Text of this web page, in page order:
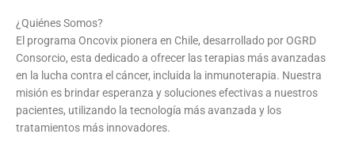
¿Quiénes Somos?
El programa Oncovix pionera en Chile, desarrollado por OGRD
Consorcio, esta dedicado a ofrecer las terapias más avanzadas
en la lucha contra el cáncer, incluida la inmunoterapia. Nuestra
misión es brindar esperanza y soluciones efectivas a nuestros
pacientes, utilizando la tecnología más avanzada y los
tratamientos más innovadores.